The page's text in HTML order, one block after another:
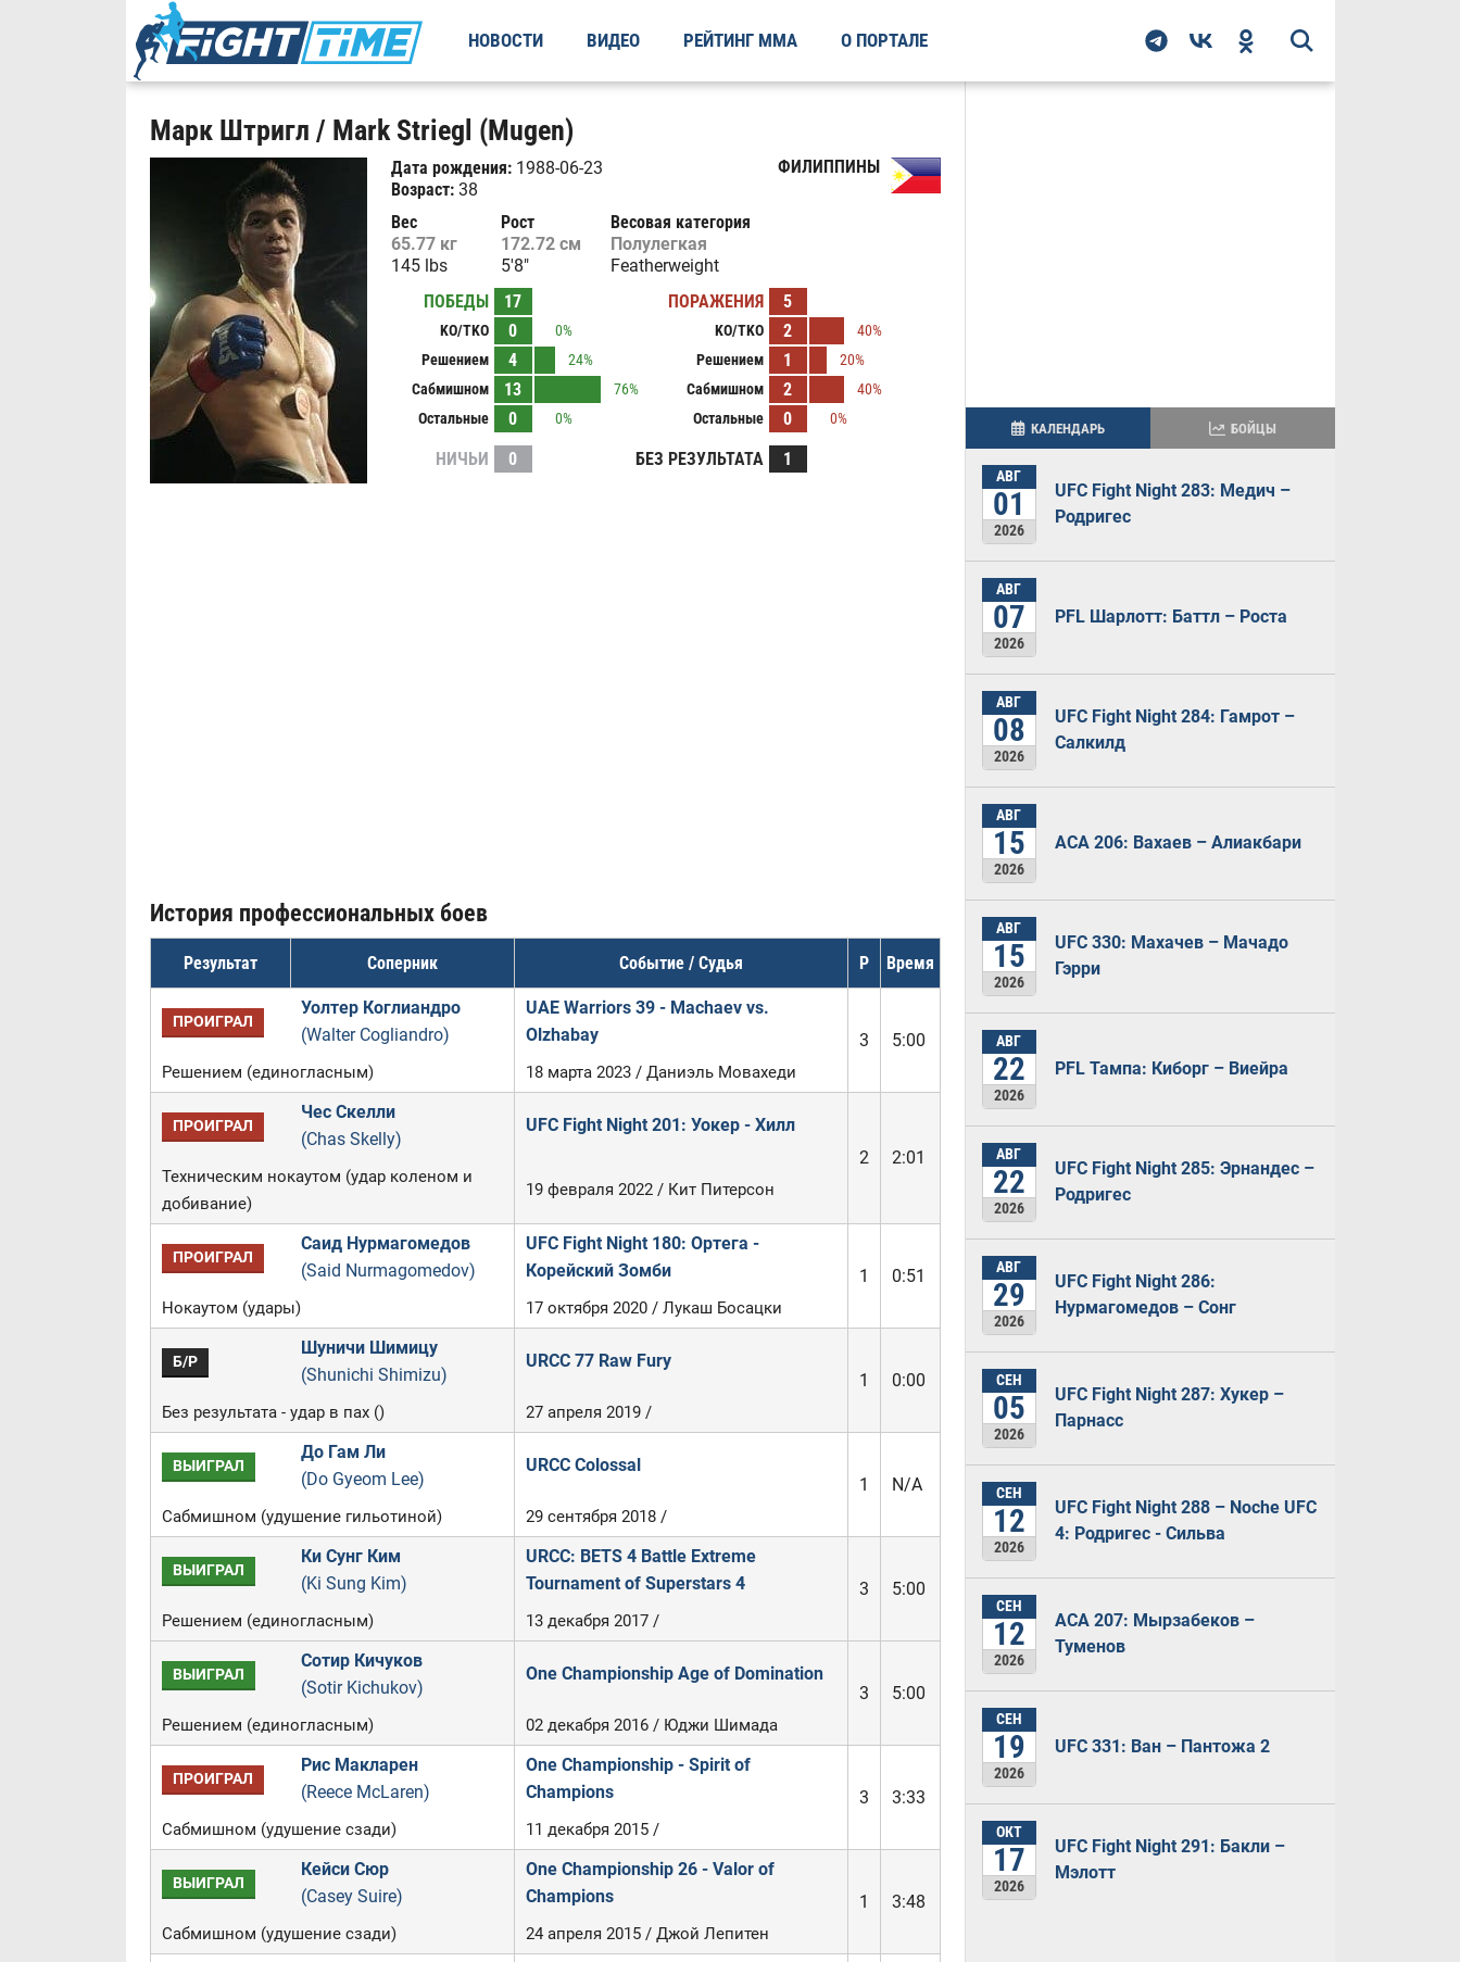
НОВОСТИ ВИДЕО РЕЙТИНГ ММА О ПОРТАЛЕ
Марк Штригл / Mark Striegl (Mugen)
Дата рождения:1988-06-23
Возраст:38
ФИЛИППИНЫ
Вес
65.77 кг
145 lbs
Рост
172.72 см
5'8"
Весовая категория
Полулегкая
Featherweight
ПОБЕДЫ
17
KO/TKO 0
0%
Решением
4
24%
Сабмишном
13
76%
Остальные
0 0%
ПОРАЖЕНИЯ 5
KO/TKO 2
40%
Решением
1
20%
Сабмишном
2
40%
Остальные
0 0%
НИЧЬИ 0 БЕЗ РЕЗУЛЬТАТА 1
История профессиональных боев
Результат Соперник Событие / Судья Р Время
ПРОИГРАЛ
Уолтер Коглиандро
(Walter Cogliandro)
UAE Warriors 39 - Machaev vs.
Olzhabay
3 5:00
Решением (единогласным) 18 марта 2023 / Даниэль Мовахеди
ПРОИГРАЛ
Чес Скелли
(Chas Skelly)
UFC Fight Night 201: Уокер - Хилл
2
2:01
Техническим нокаутом (удар коленом и
добивание)
19 февраля 2022 / Кит Питерсон
ПРОИГРАЛ
Саид Нурмагомедов
(Said Nurmagomedov)
UFC Fight Night 180: Ортега -
Корейский Зомби
1 0:51
Нокаутом (удары) 17 октября 2020 / Лукаш Босацки
Б/Р
Шуничи Шимицу
(Shunichi Shimizu)
URCC 77 Raw Fury
1
0:00
Без результата - удар в пах () 27 апреля 2019 /
ВЫИГРАЛ
До Гам Ли
(Do Gyeom Lee)
URCC Colossal
1
N/A
Сабмишном (удушение гильотиной) 29 сентября 2018 /
ВЫИГРАЛ
Ки Сунг Ким
(Ki Sung Kim)
URCC: BETS 4 Battle Extreme
Tournament of Superstars 4
3 5:00
Решением (единогласным) 13 декабря 2017 /
ВЫИГРАЛ
Сотир Кичуков
(Sotir Kichukov)
One Championship Age of Domination
3
5:00
Решением (единогласным) 02 декабря 2016 / Юджи Шимада
ПРОИГРАЛ
Рис Макларен
(Reece McLaren)
One Championship - Spirit of
Champions
3 3:33
Сабмишном (удушение сзади) 11 декабря 2015 /
ВЫИГРАЛ
Кейси Сюр
(Casey Suire)
One Championship 26 - Valor of
Champions
1 3:48
Сабмишном (удушение сзади) 24 апреля 2015 / Джой Лепитен
КАЛЕНДАРЬ БОЙЦЫ
АВГ
01
2026
UFC Fight Night 283: Медич –
Родригес
АВГ
07
2026
PFL Шарлотт: Баттл – Роста
АВГ
08
2026
UFC Fight Night 284: Гамрот –
Салкилд
АВГ
15
2026
ACA 206: Вахаев – Алиакбари
АВГ
15
2026
UFC 330: Махачев – Мачадо
Гэрри
АВГ
22
2026
PFL Тампа: Киборг – Виейра
АВГ
22
2026
UFC Fight Night 285: Эрнандес –
Родригес
АВГ
29
2026
UFC Fight Night 286:
Нурмагомедов – Сонг
СЕН
05
2026
UFC Fight Night 287: Хукер –
Парнасс
СЕН
12
2026
UFC Fight Night 288 – Noche UFC
4: Родригес - Сильва
СЕН
12
2026
ACA 207: Мырзабеков –
Туменов
СЕН
19
2026
UFC 331: Ван – Пантожа 2
ОКТ
17
2026
UFC Fight Night 291: Бакли –
Мэлотт